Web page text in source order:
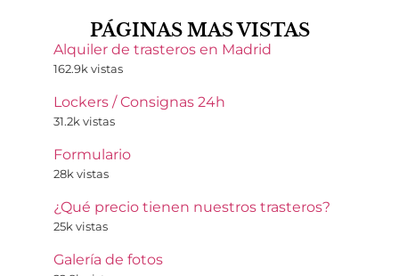
PÁGINAS MAS VISTAS
Alquiler de trasteros en Madrid
162.9k vistas
Lockers / Consignas 24h
31.2k vistas
Formulario
28k vistas
¿Qué precio tienen nuestros trasteros?
25k vistas
Galería de fotos